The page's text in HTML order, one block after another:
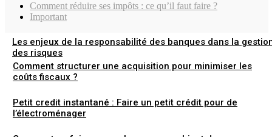
Comment réduire ses impôts : ce qu’il faut faire ?
Important
Les enjeux de la responsabilité des banques dans la
des risques
Comment structurer une acquisition pour minimiser les
coûts fiscaux ?
Petit credit instantané : Faire un petit crédit pour de
l’électroménager